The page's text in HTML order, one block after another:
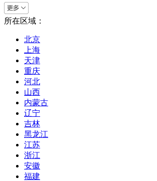
所在区域：
北京
上海
天津
重庆
河北
山西
内蒙古
辽宁
吉林
黑龙江
江苏
浙江
安徽
福建